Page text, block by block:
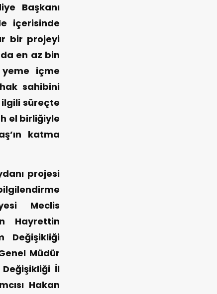
Başkanı
içerisinde
bir projeyi
en az bin
içme
sahibini
ilgili süreçte
el birliğiyle
katma
projesi
Meclis
Hayrettin
Değişikliği
Müdür
Değişikliği İl
Hakan